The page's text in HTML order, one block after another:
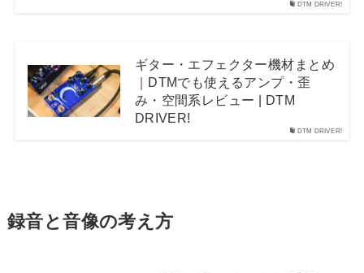
DTM DRIVER!
DTM DRIVER!
ギター・エフェクター機材まとめ
｜DTMでも使えるアンプ・歪
み・空間系レビュー | DTM
DRIVER!
録音と音像の考え方